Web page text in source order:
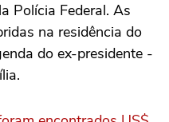
Polícia Federal. As
na residência do
do ex-presidente -